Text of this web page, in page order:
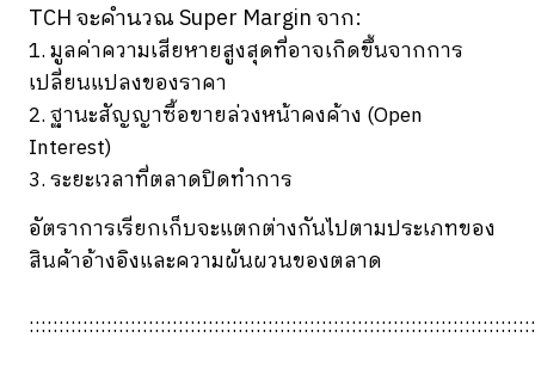
TCH จะคำนวณ Super Margin จาก:
1. มูลค่าความเสียหายสูงสุดที่อาจเกิดขึ้นจากการ
เปลี่ยนแปลงของราคา
2. ฐานะสัญญาซื้อขายล่วงหน้าคงค้าง (Open
Interest)
3. ระยะเวลาที่ตลาดปิดทำการ
อัตราการเรียกเก็บจะแตกต่างกันไปตามประเภทของ
สินค้าอ้างอิงและความผันผวนของตลาด